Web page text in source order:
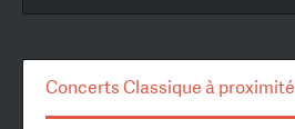
Concerts Classique à proximité